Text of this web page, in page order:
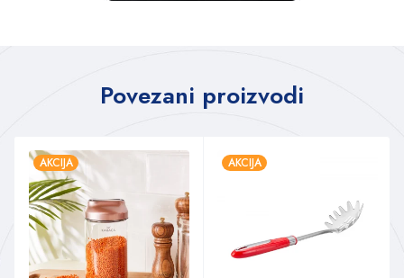
Povezani proizvodi
AKCIJA AKCIJA